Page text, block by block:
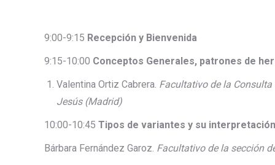
9:00-9:15 Recepción y Bienvenida
9:15-10:00 Conceptos Generales, patrones de
Valentina Ortiz Cabrera. Facultativo de la
Jesús (Madrid)
10:00-10:45 Tipos de variantes y su interpretación
Bárbara Fernández Garoz. Facultativo de la sección